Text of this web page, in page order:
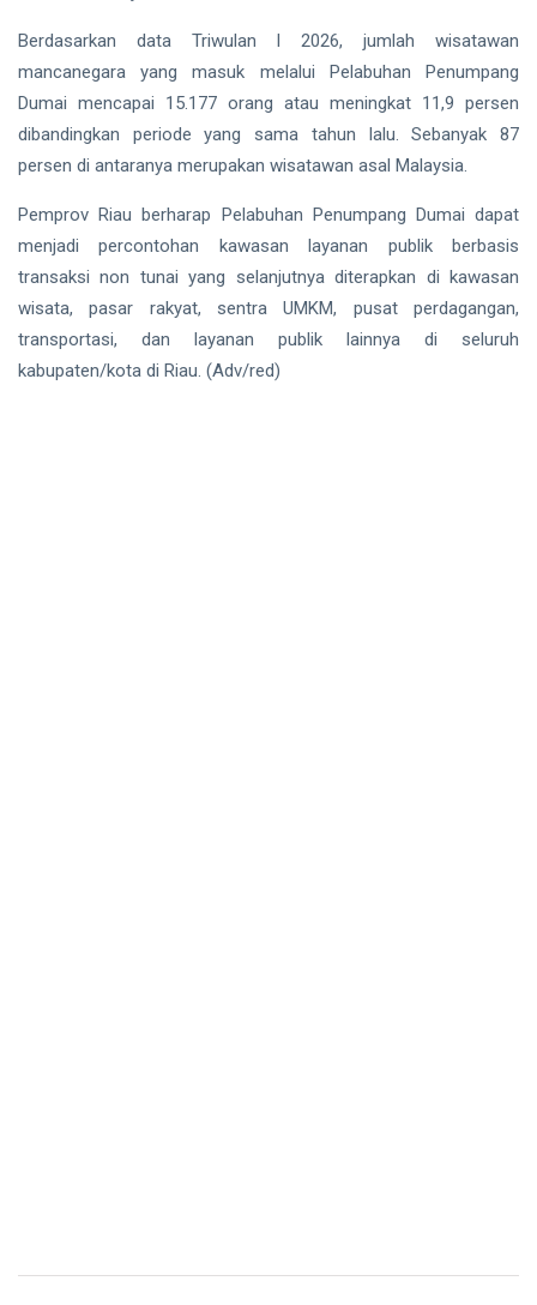
Berdasarkan data Triwulan I 2026, jumlah wisatawan
mancanegara yang masuk melalui Pelabuhan Penumpang
Dumai mencapai 15.177 orang atau meningkat 11,9 persen
dibandingkan periode yang sama tahun lalu. Sebanyak 87
persen di antaranya merupakan wisatawan asal Malaysia.
Pemprov Riau berharap Pelabuhan Penumpang Dumai dapat
menjadi percontohan kawasan layanan publik berbasis
transaksi non tunai yang selanjutnya diterapkan di kawasan
wisata, pasar rakyat, sentra UMKM, pusat perdagangan,
transportasi, dan layanan publik lainnya di seluruh
kabupaten/kota di Riau. (Adv/red)